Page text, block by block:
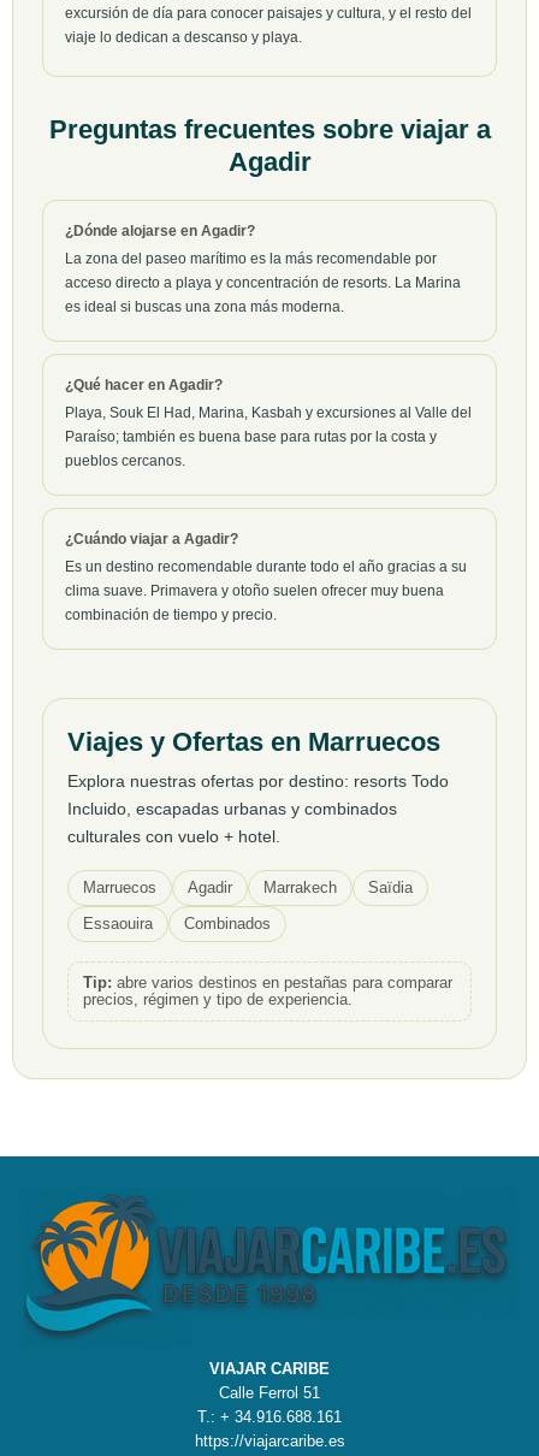
excursión de día para conocer paisajes y cultura, y el resto del
viaje lo dedican a descanso y playa.
Preguntas frecuentes sobre viajar a
Agadir
¿Dónde alojarse en Agadir?
La zona del paseo marítimo es la más recomendable por
acceso directo a playa y concentración de resorts. La Marina
es ideal si buscas una zona más moderna.
¿Qué hacer en Agadir?
Playa, Souk El Had, Marina, Kasbah y excursiones al Valle del
Paraíso; también es buena base para rutas por la costa y
pueblos cercanos.
¿Cuándo viajar a Agadir?
Es un destino recomendable durante todo el año gracias a su
clima suave. Primavera y otoño suelen ofrecer muy buena
combinación de tiempo y precio.
Viajes y Ofertas en Marruecos
Explora nuestras ofertas por destino: resorts Todo
Incluido, escapadas urbanas y combinados
culturales con vuelo + hotel.
Marruecos Agadir Marrakech
Saïdia
Essaouira
Combinados
Tip: abre varios destinos en pestañas para comparar
precios, régimen y tipo de experiencia.
VIAJAR CARIBE
Calle Ferrol 51
T.: + 34.916.688.161
https://viajarcaribe.es